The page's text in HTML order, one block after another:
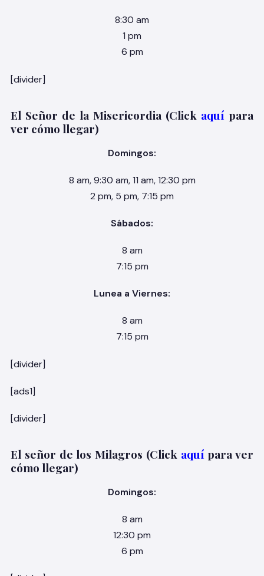
8:30 am
1 pm
6 pm
[divider]
El Señor de la Misericordia (Click aquí para
ver cómo llegar)
Domingos:
8 am, 9:30 am, 11 am, 12:30 pm
2 pm, 5 pm, 7:15 pm
Sábados:
8 am
7:15 pm
Lunea a Viernes:
8 am
7:15 pm
[divider]
[ads1]
[divider]
El señor de los Milagros (Click aquí para ver
cómo llegar)
Domingos:
8 am
12:30 pm
6 pm